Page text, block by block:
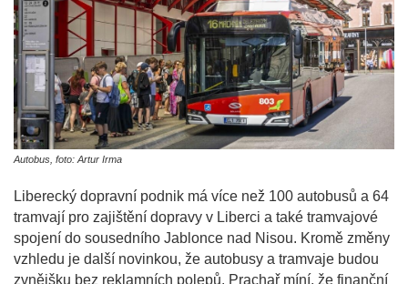
Autobus, foto: Artur Irma
Liberecký dopravní podnik má více než 100 autobusů a 64
tramvají pro zajištění dopravy v Liberci a také tramvajové
spojení do sousedního Jablonce nad Nisou. Kromě změny
vzhledu je další novinkou, že autobusy a tramvaje budou
zvnějšku bez reklamních polepů. Prachař míní, že finanční